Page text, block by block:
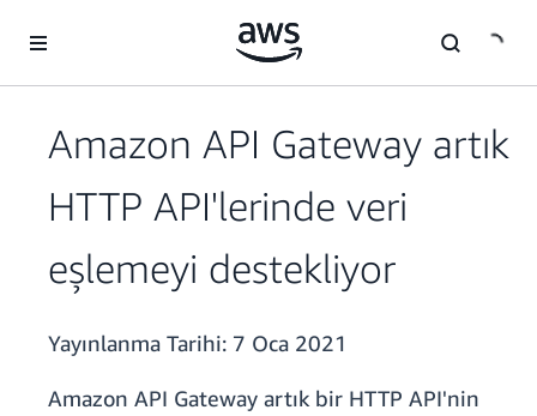
Amazon API Gateway artık
HTTP API'lerinde veri
eşlemeyi destekliyor
Yayınlanma Tarihi: 7 Oca 2021
Amazon API Gateway artık bir HTTP API'nin